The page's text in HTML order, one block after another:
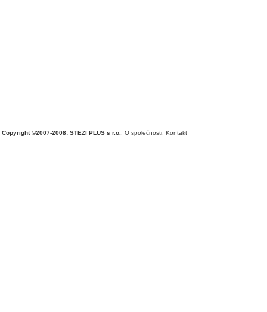
Copyright ©2007-2008: STEZI PLUS s r.o. O společnosti Kontakt